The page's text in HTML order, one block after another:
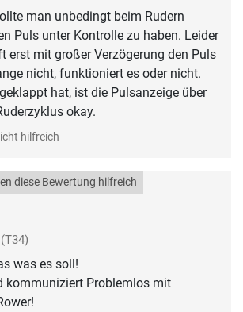
man unbedingt beim Rudern
Puls unter Kontrolle zu haben. Leider
erst mit großer Verzögerung den Puls
nicht, funktioniert es oder nicht.
hat, ist die Pulsanzeige über
okay.
hilfreich
diese Bewertung hilfreich
(T34)
was es soll!
kommuniziert Problemlos mit